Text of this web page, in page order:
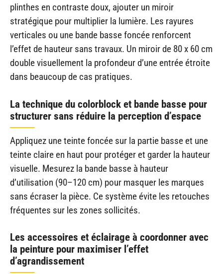
plinthes en contraste doux, ajouter un miroir
stratégique pour multiplier la lumière. Les rayures
verticales ou une bande basse foncée renforcent
l’effet de hauteur sans travaux. Un miroir de 80 x 60 cm
double visuellement la profondeur d’une entrée étroite
dans beaucoup de cas pratiques.
La technique du colorblock et bande basse pour
structurer sans réduire la perception d’espace
Appliquez une teinte foncée sur la partie basse et une
teinte claire en haut pour protéger et garder la hauteur
visuelle. Mesurez la bande basse à hauteur
d’utilisation (90–120 cm) pour masquer les marques
sans écraser la pièce. Ce système évite les retouches
fréquentes sur les zones sollicités.
Les accessoires et éclairage à coordonner avec
la peinture pour maximiser l’effet
d’agrandissement